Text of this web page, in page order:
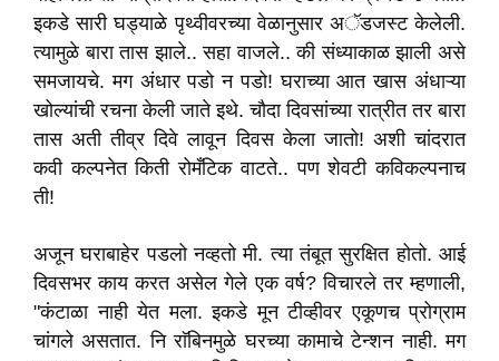
इकडे सारी घड्याळे पृथ्वीवरच्या वेळानुसार अॅडजस्ट केलेली.
त्यामुळे बारा तास झाले.. सहा वाजले.. की संध्याकाळ झाली असे
समजायचे. मग अंधार पडो न पडो! घराच्या आत खास अंधाऱ्या
खोल्यांची रचना केली जाते इथे. चौदा दिवसांच्या रात्रीत तर बारा
तास अती तीव्र दिवे लावून दिवस केला जातो! अशी चांदरात
कवी कल्पनेत किती रोमँटिक वाटते.. पण शेवटी कविकल्पनाच
ती!
अजून घराबाहेर पडलो नव्हतो मी. त्या तंबूत सुरक्षित होतो. आई
दिवसभर काय करत असेल गेले एक वर्ष? विचारले तर म्हणाली,
"कंटाळा नाही येत मला. इकडे मून टीव्हीवर एकूणच प्रोग्राम
चांगले असतात. नि राॅबिनमुळे घरच्या कामाचे टेन्शन नाही. मग